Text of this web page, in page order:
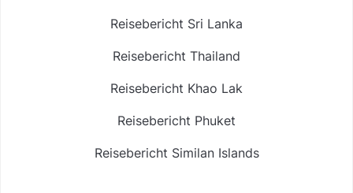
Reisebericht Sri Lanka
Reisebericht Thailand
Reisebericht Khao Lak
Reisebericht Phuket
Reisebericht Similan Islands